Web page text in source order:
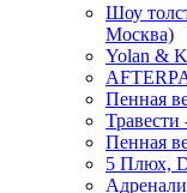
Шоу
Москва)
Yolan &
Пенная
Пенная
5 Плюх,